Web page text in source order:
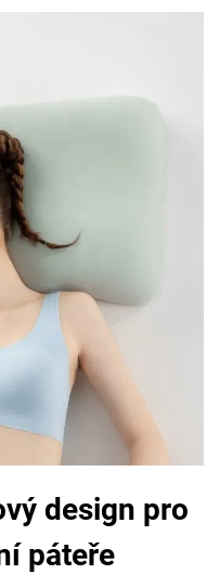
design pro
páteře